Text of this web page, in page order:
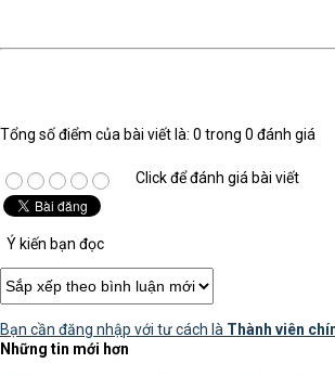
Tổng số điểm của bài viết là: 0 trong 0 đánh giá
Click để đánh giá bài viết
Ý kiến bạn đọc
Bạn cần đăng nhập với tư cách là Thành viên
Những tin mới hơn